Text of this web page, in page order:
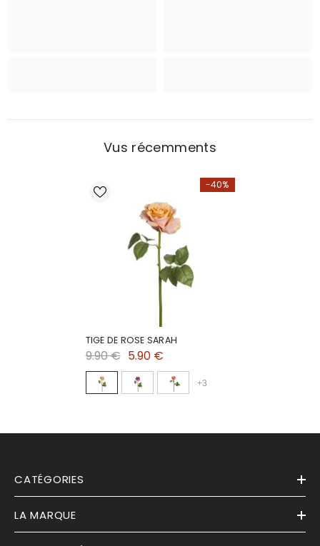
Vus récemments
-40%
TIGE DE ROSE SARAH
9.90 € 5.90 €
+3
CATÉGORIES
LA MARQUE